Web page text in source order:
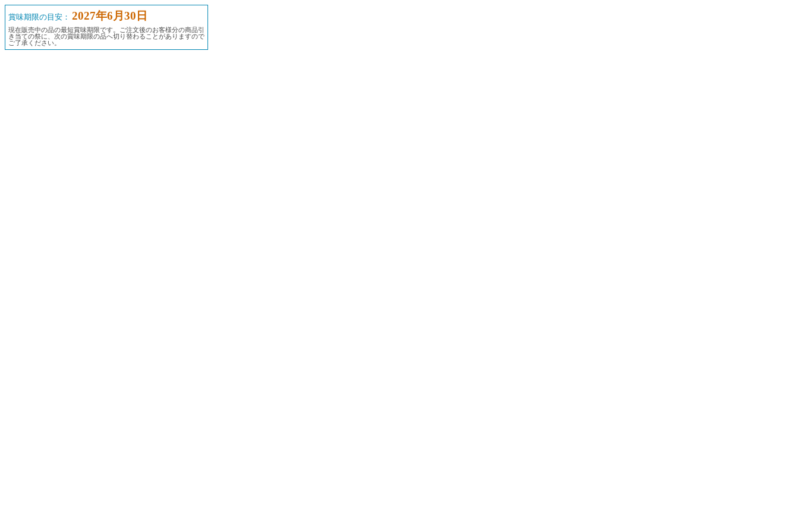
賞味期限の目安： 2027年6月30日
現在販売中の品の最短賞味期限です。ご注文後のお客様分の商品引
き当ての祭に、次の賞味期限の品へ切り替わることがありますので
ご了承ください。